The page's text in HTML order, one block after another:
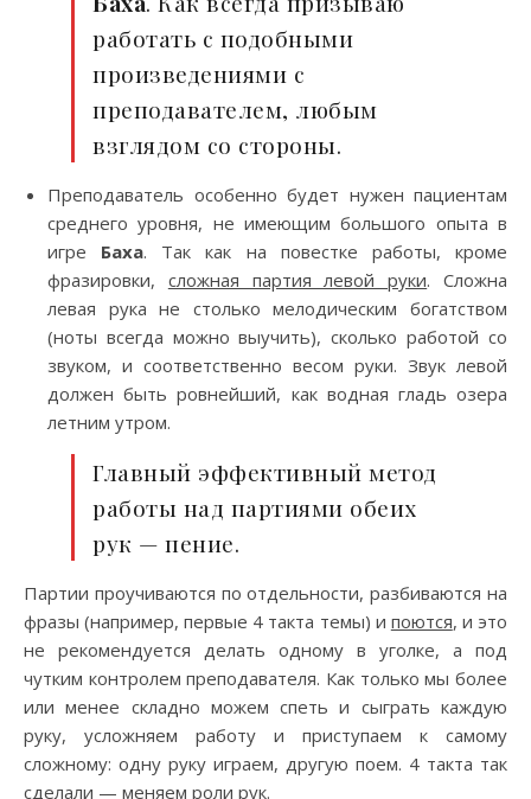
работать с подобными
произведениями с
преподавателем, любым
взглядом со стороны.
Преподаватель особенно будет нужен пациентам
среднего уровня, не имеющим большого опыта в
игре Баха. Так как на повестке работы, кроме
фразировки, сложная партия левой руки. Сложна
левая рука не столько мелодическим богатством
(ноты всегда можно выучить), сколько работой со
звуком, и соответственно весом руки. Звук левой
должен быть ровнейший, как водная гладь озера
летним утром.
Главный эффективный метод
работы над партиями обеих
рук — пение.
Партии проучиваются по отдельности, разбиваются на
фразы (например, первые 4 такта темы) и поются, и это
не рекомендуется делать одному в уголке, а под
чутким контролем преподавателя. Как только мы более
или менее складно можем спеть и сыграть каждую
руку, усложняем работу и приступаем к самому
сложному: одну руку играем, другую поем. 4 такта так
сделали — меняем роли рук.